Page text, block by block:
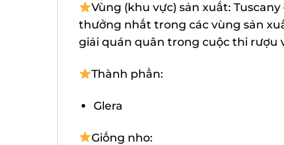
Vùng (khu vực) sản xuất: Tuscany
thưởng nhất trong các vùng sản
giải quán quân trong cuộc thi rượu
Thành phần:
Glera
Giống nho: